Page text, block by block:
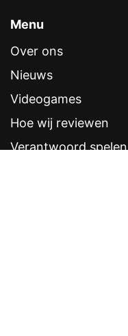
Menu
Over ons
Nieuws
Videogames
Hoe wij reviewen
Verantwoord spelen